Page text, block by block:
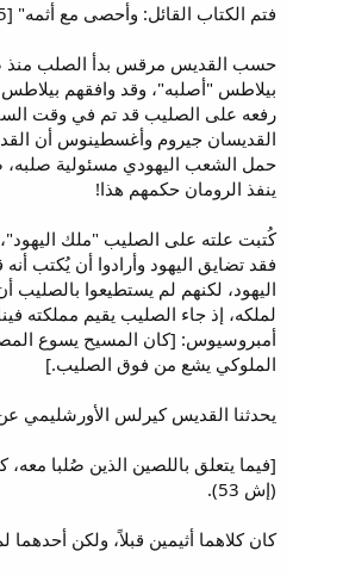
فتم الكتاب القائل: وأحصى مع أثمه" [25-28].
حسب القديس مرقس بدأ الصلب منذ
بيلاطس "أصلبه"، وقد وافقهم
رفعه على الصليب قد تم في وقت
القديسان جيروم وأغسطينوس أن
حمل الشعب اليهودي مسئولية صلبه،
ينفذ الرومان حكمهم هذا!
كُتبت علته على الصليب "ملك
فقد تضايق اليهود وأرادوا أن يُكتب
اليهود، لكنهم لم يستطيعوا بالصليب
لملكه، إذ جاء الصليب يقيم مملكته
أمبروسيوس: [كان المسيح يسوع
الملوكي يشع من فوق الصليب.]
يحدثنا القديس كيرلس الأورشليمي
[فيما يتعلق باللصين الذين صُلبا
(إش 53).
كان كلاهما أثيمين قبلاً، ولكن أحدهما